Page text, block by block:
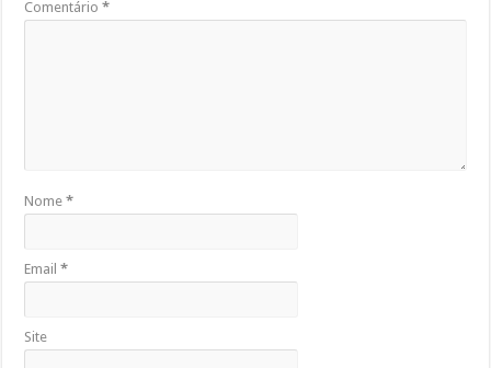
Comentário*
Nome*
Email*
Site